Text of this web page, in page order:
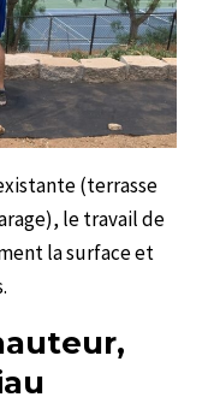
(terrasse
le travail de
la surface et